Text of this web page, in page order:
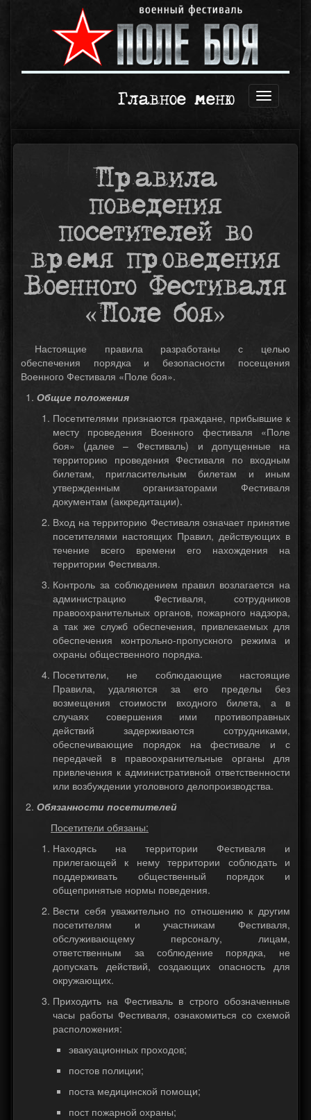
Открыть
Главное меню
Правила
поведения
посетителей во
время проведения
Военного Фестиваля
«Поле боя»
Настоящие правила разработаны с целью
обеспечения порядка и безопасности посещения
Военного Фестиваля «Поле боя».
Общие положения
Посетителями признаются граждане, прибывшие к
месту проведения Военного фестиваля «Поле
боя» (далее – Фестиваль) и допущенные на
территорию проведения Фестиваля по входным
билетам, пригласительным билетам и иным
утвержденным организаторами Фестиваля
документам (аккредитации).
Вход на территорию Фестиваля означает принятие
посетителями настоящих Правил, действующих в
течение всего времени его нахождения на
территории Фестиваля.
Контроль за соблюдением правил возлагается на
администрацию Фестиваля, сотрудников
правоохранительных органов, пожарного надзора,
а так же служб обеспечения, привлекаемых для
обеспечения контрольно-пропускного режима и
охраны общественного порядка.
Посетители, не соблюдающие настоящие
Правила, удаляются за его пределы без
возмещения стоимости входного билета, а в
случаях совершения ими противоправных
действий задерживаются сотрудниками,
обеспечивающие порядок на фестивале и с
передачей в правоохранительные органы для
привлечения к административной ответственности
или возбуждении уголовного делопроизводства.
Обязанности посетителей
Посетители обязаны:
Находясь на территории Фестиваля и
прилегающей к нему территории соблюдать и
поддерживать общественный порядок и
общепринятые нормы поведения.
Вести себя уважительно по отношению к другим
посетителям и участникам Фестиваля,
обслуживающему персоналу, лицам,
ответственным за соблюдение порядка, не
допускать действий, создающих опасность для
окружающих.
Приходить на Фестиваль в строго обозначенные
часы работы Фестиваля, ознакомиться со схемой
расположения:
эвакуационных проходов;
постов полиции;
поста медицинской помощи;
пост пожарной охраны;